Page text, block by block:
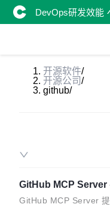
DevOps研发效能
开源软件/
开源公司 /
github/
GitHub MCP Server
GitHub MCP Server